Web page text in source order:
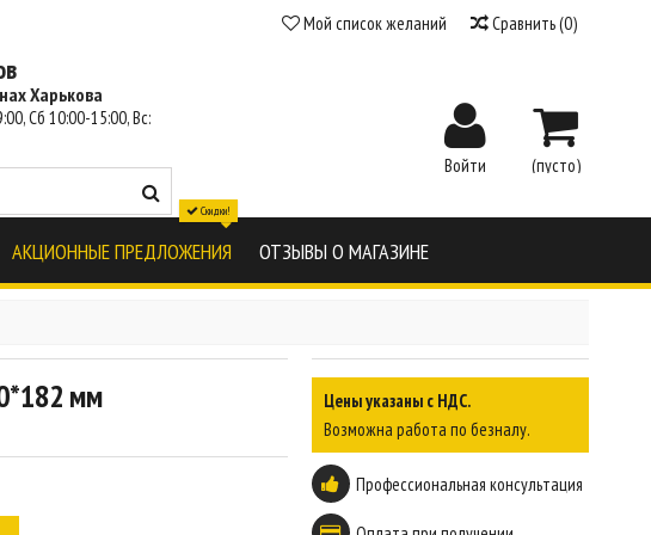
Сравнить(0)
Мой список желаний
Харькова
Сб 10:00-15:00, Вс:
(пусто)
Войти
АКЦИОННЫЕ ПРЕДЛОЖЕНИЯ
Скидки!
ОТЗЫВЫ О МАГАЗИНЕ
мм
Цены указаны с НДС.
Возможна работа по безналу.
Профессиональная консультация